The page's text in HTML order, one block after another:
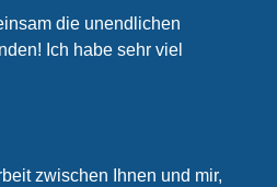
die unendlichen
Ich habe sehr viel
zwischen Ihnen und mir,